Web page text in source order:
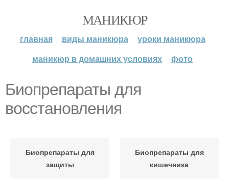
МАНИКЮР
главная виды маникюра
уроки маникюра
маникюр в домашних условиях
фото
Биопрепараты для
восстановления
Биопрепараты для
защиты
Биопрепараты для
кишечника